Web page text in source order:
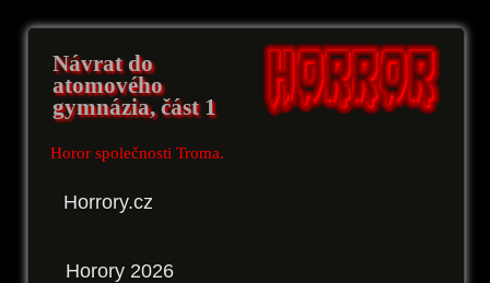
Návrat do
atomového
gymnázia, část 1
Horor společnosti Troma.
Horrory.cz
Horory 2026